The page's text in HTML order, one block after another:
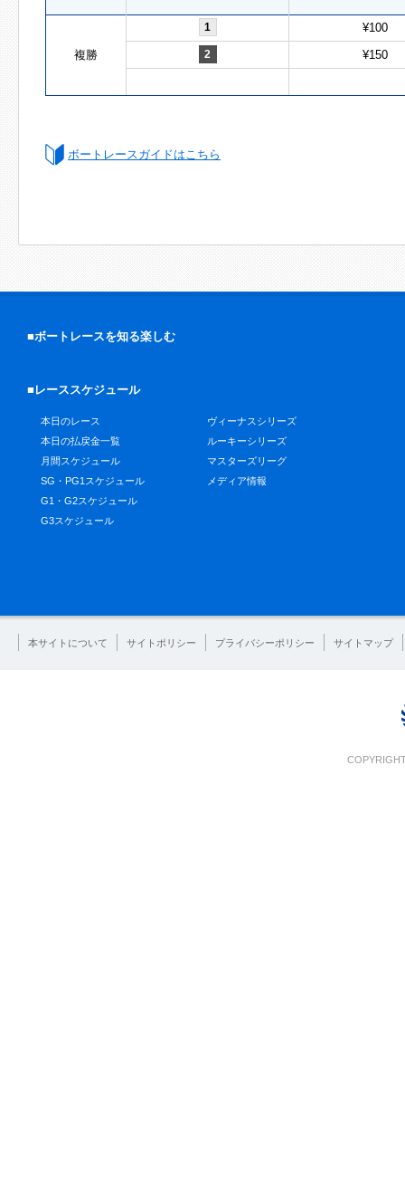
複勝
1 ¥100
2 ¥150
ボートレースガイドはこちら
■ボートレースを知る楽しむ
■レーススケジュール
本日のレース
本日の払戻金一覧
月間スケジュール
SG・PG1スケジュール
G1・G2スケジュール
G3スケジュール
ヴィーナスシリーズ
ルーキーシリーズ
マスターズリーグ
メディア情報
本サイトについて サイトポリシー プライバシーポリシー サイトマップ